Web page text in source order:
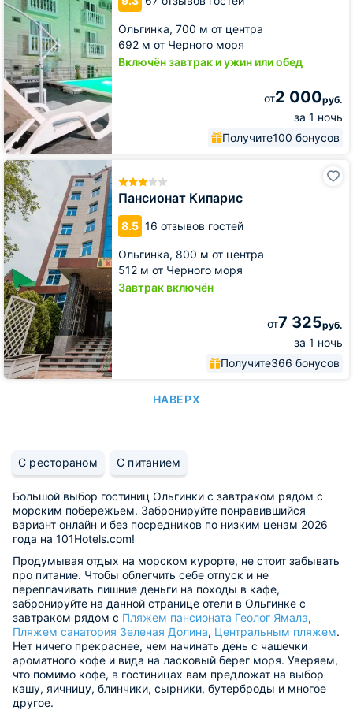
Ольгинка, 700 м от центра
692 м от Черного моря
Включён завтрак и ужин или обед
от2 000руб.
за 1 ночь
Получите100 бонусов
Пансионат Кипарис
8.5 16 отзывов гостей
Ольгинка, 800 м от центра
512 м от Черного моря
Завтрак включён
от7 325руб.
за 1 ночь
Получите366 бонусов
Пансионат
Кипарис
НАВЕРХ
С рестораном С питанием
Большой выбор гостиниц Ольгинки с завтраком рядом с
морским побережьем. Забронируйте понравившийся
вариант онлайн и без посредников по низким ценам 2026
года на 101Hotels.com!
Продумывая отдых на морском курорте, не стоит забывать
про питание. Чтобы облегчить себе отпуск и не
переплачивать лишние деньги на походы в кафе,
забронируйте на данной странице отели в Ольгинке с
завтраком рядом с Пляжем пансионата Геолог Ямала,
Пляжем санатория Зеленая Долина, Центральным пляжем.
Нет ничего прекраснее, чем начинать день с чашечки
ароматного кофе и вида на ласковый берег моря. Уверяем,
что помимо кофе, в гостиницах вам предложат на выбор
кашу, яичницу, блинчики, сырники, бутерброды и многое
другое.